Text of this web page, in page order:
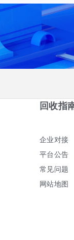
回收指
企业对接
平台公告
常见问题
网站地图